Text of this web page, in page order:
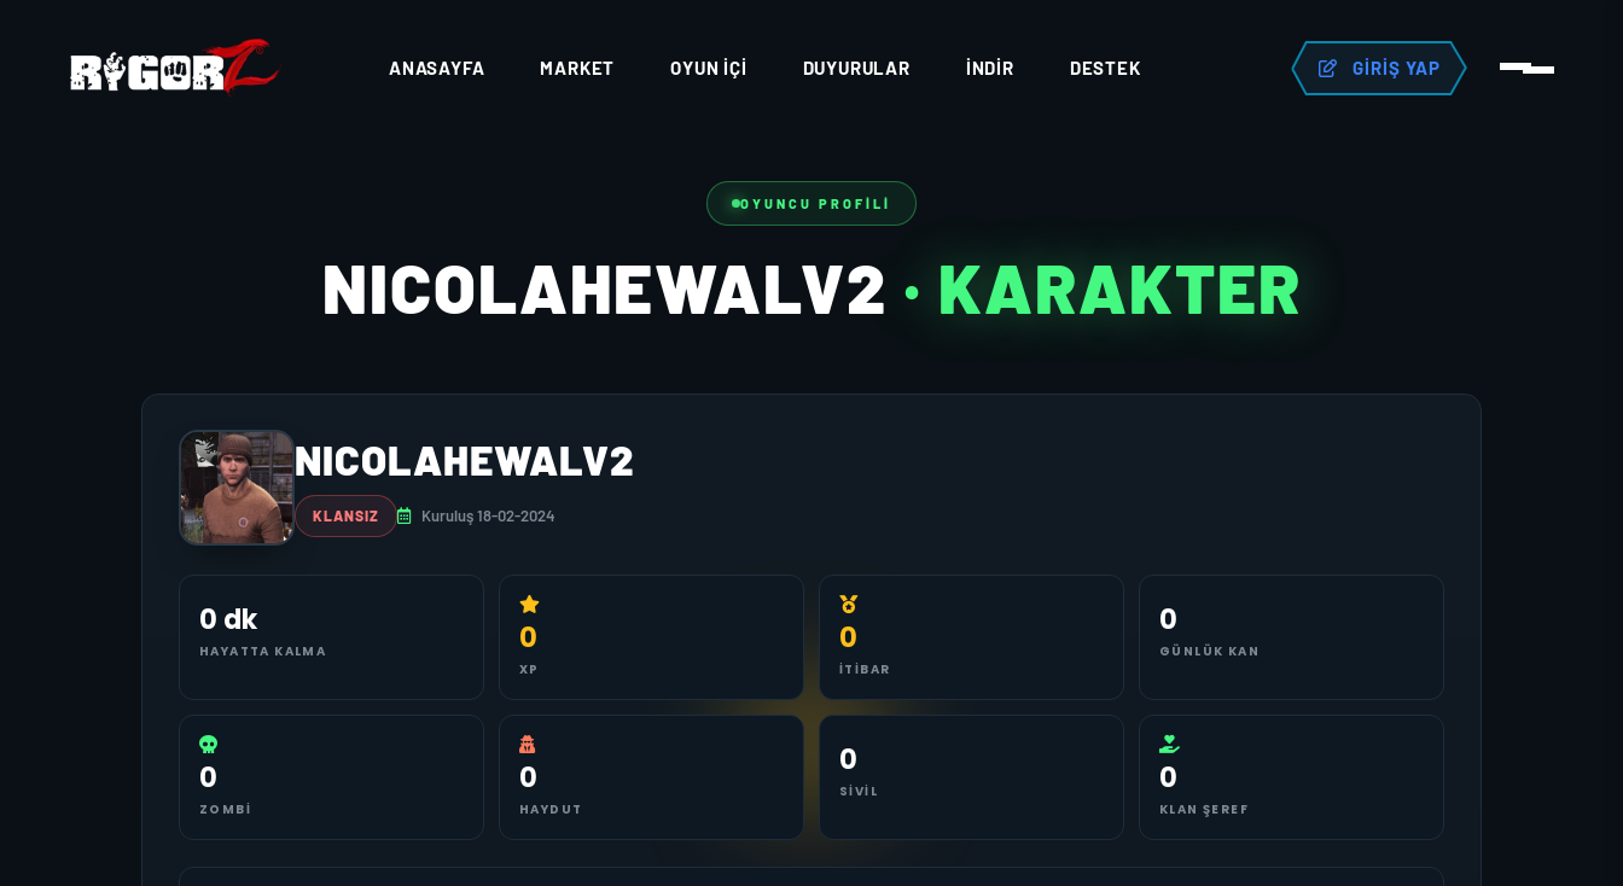
ANASAYFA MARKET OYUN İÇI DUYURULAR İNDIR DESTEK GIRIŞ YAP
OYUNCU PROFILI
NICOLAHEWALV2 · KARAKTER
NICOLAHEWALV2
KLANSIZ Kuruluş 18-02-2024
0 dk
HAYATTA KALMA 0
XP
0
İTIBAR
0
GÜNLÜK KAN
0
ZOMBI
0
HAYDUT
0
SIVIL 0
KLAN ŞEREF